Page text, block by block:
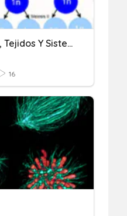
División Celular, Tejidos Y Sistemas
16